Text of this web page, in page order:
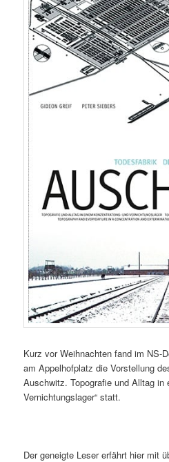
Kurz vor Weihnachten fand im NS-
am Appelhofplatz die Vorstellung
Auschwitz. Topografie und Alltag in
Vernichtungslager“ statt.
Der geneigte Leser erfährt hier mit